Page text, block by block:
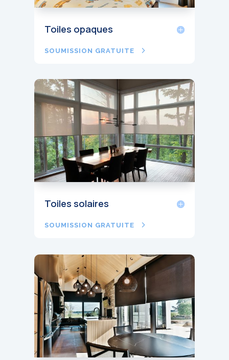
Toiles opaques
SOUMISSION GRATUITE
Toiles solaires
SOUMISSION GRATUITE